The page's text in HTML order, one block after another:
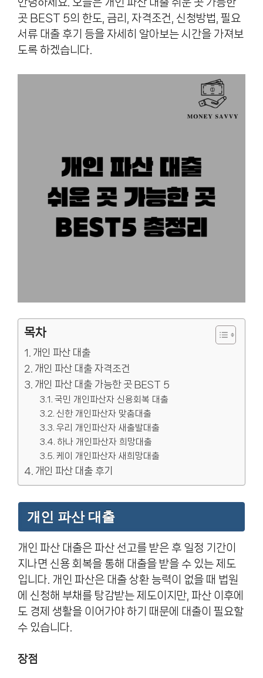
안녕하세요. 오늘은 개인 파산 대출 쉬운 곳 가능한
곳 BEST 5의 한도, 금리, 자격조건, 신청방법, 필요
서류 대출 후기 등을 자세히 알아보는 시간을 가져보
도록 하겠습니다.
목차
개인 파산 대출
개인 파산 대출 자격조건
개인 파산 대출 가능한 곳 BEST 5
국민 개인파산자 신용회복 대출
신한 개인파산자 맞춤대출
우리 개인파산자 새출발대출
하나 개인파산자 희망대출
케이 개인파산자 새희망대출
개인 파산 대출 후기
개인 파산 대출
개인 파산 대출은 파산 선고를 받은 후 일정 기간이
지나면 신용 회복을 통해 대출을 받을 수 있는 제도
입니다. 개인 파산은 대출 상환 능력이 없을 때 법원
에 신청해 부채를 탕감받는 제도이지만, 파산 이후에
도 경제 생활을 이어가야 하기 때문에 대출이 필요할
수 있습니다.
장점